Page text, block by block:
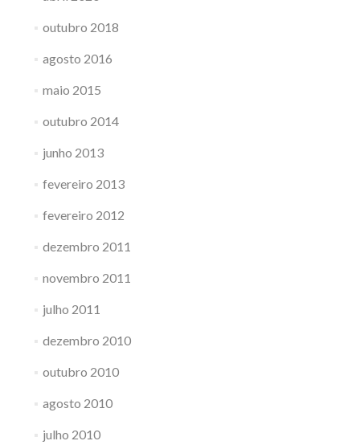
outubro 2018
agosto 2016
maio 2015
outubro 2014
junho 2013
fevereiro 2013
fevereiro 2012
dezembro 2011
novembro 2011
julho 2011
dezembro 2010
outubro 2010
agosto 2010
julho 2010